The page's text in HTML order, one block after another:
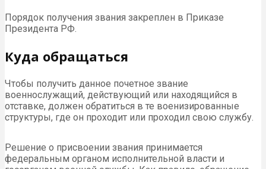
Порядок получения звания закреплен в Приказе
Президента РФ.
Куда обращаться
Чтобы получить данное почетное звание
военнослужащий, действующий или находящийся в
отставке, должен обратиться в те военизированные
структуры, где он проходит или проходил свою службу.
Решение о присвоении звания принимается
федеральным органом исполнительной власти и